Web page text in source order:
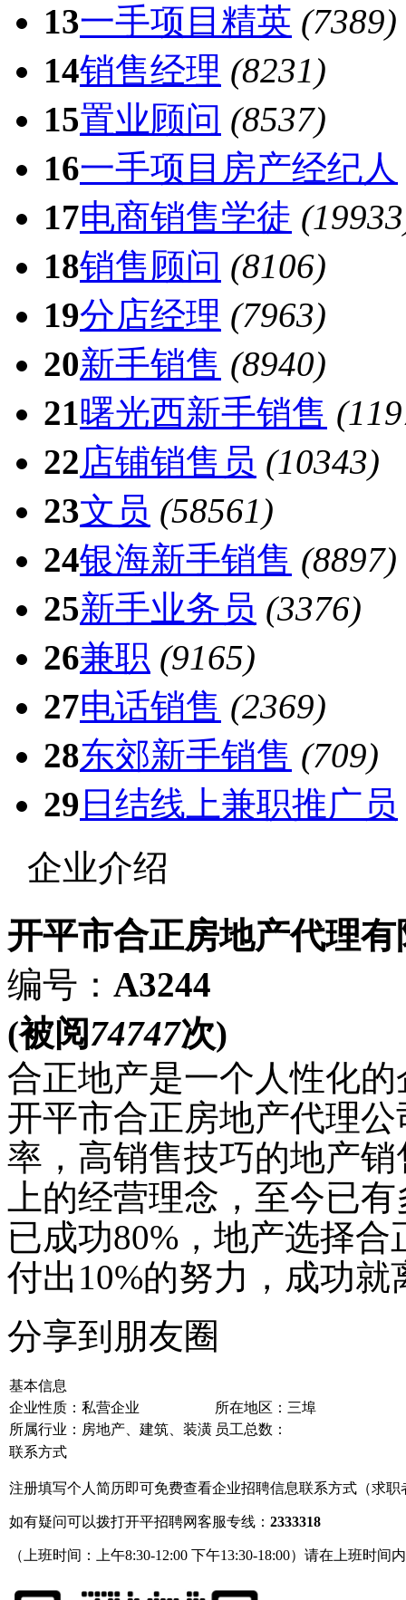
13一手项目精英 (7389)
14销售经理 (8231)
15置业顾问 (8537)
16一手项目房产经纪人
17电商销售学徒
18销售顾问 (8106)
19分店经理 (7963)
20新手销售 (8940)
21曙光西新手销售
22店铺销售员 (10343)
23文员 (58561)
24银海新手销售 (8897)
25新手业务员 (3376)
26兼职 (9165)
27电话销售 (2369)
28东郊新手销售 (709)
29日结线上兼职推广员
企业介绍
开平市合正房地产代理有
编号： A3244
(被阅74747次)
合正地产是一个人性化
开平市合正房地产代理
率，高销售技巧的地产
上的经营理念，至今已
已成功80%，地产选择
付出10%的努力，成功就
分享到朋友圈
基本信息
企业性质：私营企业
所在地区：三埠
所属行业：房地产、建筑、装潢 员工总数：
联系方式
注册填写个人简历即可免费查看企业招聘信息联系方式（求
如有疑问可以拨打开平招聘网客服专线： 2333318
（上班时间：上午8:30-12:00 下午13:30-18:00）请在上班时间